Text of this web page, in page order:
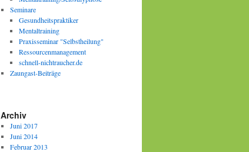
Seminare
Gesundheitspraktiker
Mentaltraining
Praxisseminar "Selbstheilung"
Ressourcenmanagement
schnell-nichtraucher.de
Zaungast-Beiträge
Archiv
Juni 2017
Juni 2014
Februar 2013